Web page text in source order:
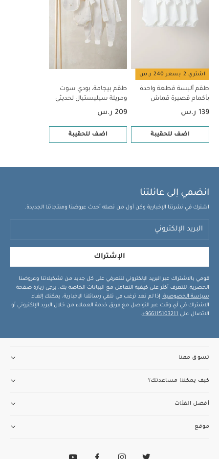
اشتري 2 بسعر 240 ر.س
طقم ألبسة قطعة واحدة
بأكمام قصيرة قماش
عضوي بلون أبيض - 5 قطع
139 ر.س
اضف للحقيبة
طقم بيجامة، بودي سوت
ومريلة سيليستيال لحديثي
الولادة، 5 قطع
209 ر.س
اضف للحقيبة
انضمي إلى عائلتنا
اشترك في نشرتنا الإخبارية وكن أول من تصله أحدث عروضنا ومنتجاتنا الجديدة.
الإشتراك
قومي بالاشتراك عبر البريد الإلكتروني لتتعرفي على كل جديد من تشكيلاتنا وعروضنا
الحصرية. للتعرف أكثر على كيفية التعامل مع البيانات الخاصة بك، يرجى زيارة صفحة
سياسة الخصوصية .إذا لم تعد ترغب في تلقي رسائلنا الإخبارية، يمكنك إلغاء
الاشتراك في أي وقت عبر التواصل مع فريق خدمة العملاء من خلال البريد الإلكتروني أو
الاتصال على 966115103211+
.
تسوق معنا
كيف يمكننا مساعدتك؟
أفضل الفئات
موقع